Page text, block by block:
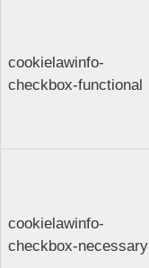
cookielawinfo-
checkbox-functional
cookielawinfo-
checkbox-necessary